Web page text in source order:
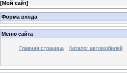
[Мой сайт]
Форма входа
Меню сайта
Главная страница Каталог автомобилей